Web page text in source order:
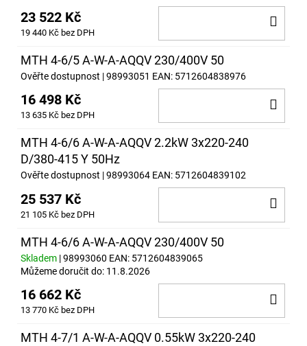
23 522 Kč
19 440 Kč bez DPH
MTH 4-6/5 A-W-A-AQQV 230/400V 50
Ověřte dostupnost | 98993051 EAN: 5712604838976
16 498 Kč
13 635 Kč bez DPH
MTH 4-6/6 A-W-A-AQQV 2.2kW 3x220-240
D/380-415 Y 50Hz
Ověřte dostupnost | 98993064 EAN: 5712604839102
25 537 Kč
21 105 Kč bez DPH
MTH 4-6/6 A-W-A-AQQV 230/400V 50
Skladem | 98993060 EAN: 5712604839065
Můžeme doručit do: 11.8.2026
16 662 Kč
13 770 Kč bez DPH
MTH 4-7/1 A-W-A-AQQV 0.55kW 3x220-240